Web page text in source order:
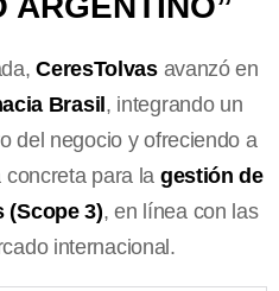
CeresTolvasavanzó en
Brasil, integrando un
del negocio y ofreciendo a
para la gestión de
(Scope 3), en línea con las
internacional.